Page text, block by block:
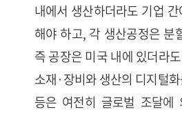
내에서 생산하더라도 기업
해야 하고, 각 생산공정은 분
즉 공장은 미국 내에 있더라
소재·장비와 생산의 디지털
등은 여전히 글로벌 조달에